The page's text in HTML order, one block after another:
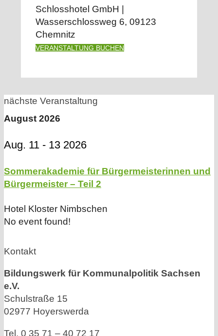
Schlosshotel GmbH |
Wasserschlossweg 6, 09123
Chemnitz
VERANSTALTUNG BUCHEN
nächste Veranstaltung
August 2026
Aug. 11 - 13 2026
Sommerakademie für Bürgermeisterinnen und
Bürgermeister – Teil 2
Hotel Kloster Nimbschen
No event found!
Kontakt
Bildungswerk für Kommunalpolitik Sachsen
e.V.
Schulstraße 15
02977 Hoyerswerda
Tel. 0 35 71 – 40 72 17